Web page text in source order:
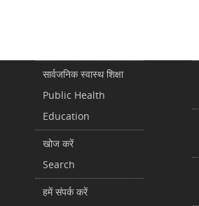
सार्वजनिक स्वास्थ शिक्षा
Public Health
Education
खोज करें
Search
हमें संपर्क करें